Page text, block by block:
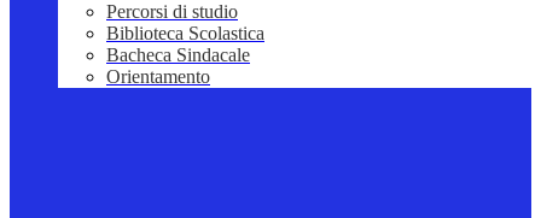
Percorsi di studio
Biblioteca Scolastica
Bacheca Sindacale
Orientamento